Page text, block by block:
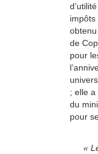
de
pour
; elle
du
pour
«